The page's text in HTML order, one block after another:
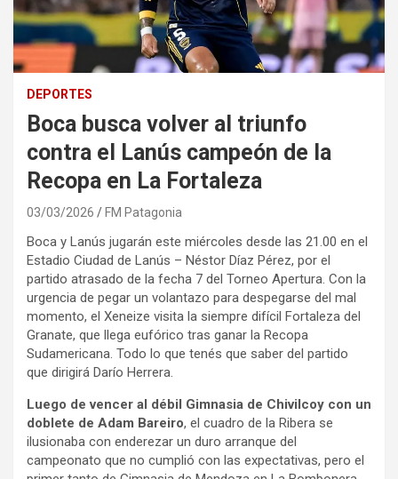
DEPORTES
Boca busca volver al triunfo
contra el Lanús campeón de la
Recopa en La Fortaleza
03/03/2026 FM Patagonia
Boca y Lanús jugarán este miércoles desde las 21.00 en el
Estadio Ciudad de Lanús – Néstor Díaz Pérez, por el
partido atrasado de la fecha 7 del Torneo Apertura. Con la
urgencia de pegar un volantazo para despegarse del mal
momento, el Xeneize visita la siempre difícil Fortaleza del
Granate, que llega eufórico tras ganar la Recopa
Sudamericana. Todo lo que tenés que saber del partido
que dirigirá Darío Herrera.
Luego de vencer al débil Gimnasia de Chivilcoy con un
doblete de Adam Bareiro, el cuadro de la Ribera se
ilusionaba con enderezar un duro arranque del
campeonato que no cumplió con las expectativas, pero el